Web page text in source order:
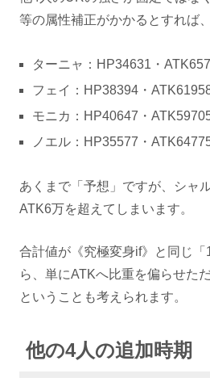
等の属性補正がかかるとすれば、
ターニャ：HP34631・
フェイ：HP38394・
モニカ：HP40647・
ノエル：HP35577・
あくまで「予想」ですが、シャ
ATK6万を超えてしまいます。
合計値が《究極変身if》と同じ
ら、単にATKへ比重を偏らせた
ということも考えられます。
他の4人の追加時期